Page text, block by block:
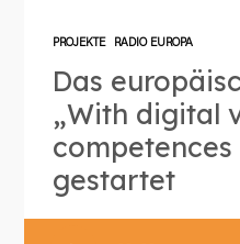
PROJEKTE RADIO EUROPA
Das
„With digital
gestartet